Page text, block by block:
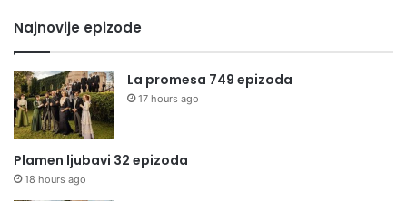
Najnovije epizode
La promesa 749 epizoda
17 hours ago
Plamen ljubavi 32 epizoda
18 hours ago